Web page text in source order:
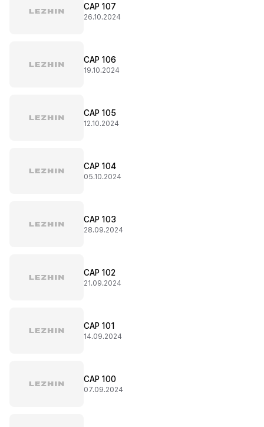
CAP 107
26.10.2024
CAP 106
19.10.2024
CAP 105
12.10.2024
CAP 104
05.10.2024
CAP 103
28.09.2024
CAP 102
21.09.2024
CAP 101
14.09.2024
CAP 100
07.09.2024